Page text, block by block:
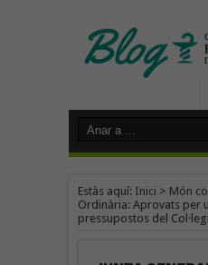
Estàs aquí: Inici > Món
Ordinària: Aprovats per
pressupostos del